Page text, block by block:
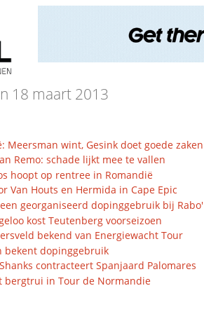
18 maart 2013
Meersman wint, Gesink doet goede zaken
Remo: schade lijkt mee te vallen
hoopt op rentree in Romandië
Van Houts en Hermida in Cape Epic
georganiseerd dopinggebruik bij Rabo'
kost Teutenberg voorseizoen
bekend van Energiewacht Tour
bekent dopinggebruik
contracteert Spanjaard Palomares
bergtrui in Tour de Normandie